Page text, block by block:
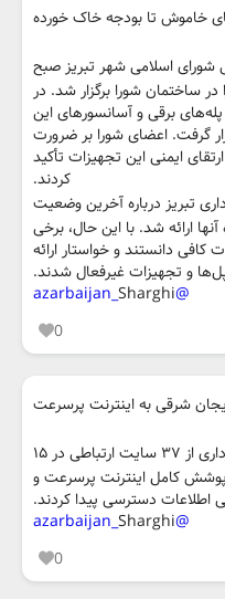
خاموش تا بودجه خاک خورده
اسلامی شهر تبریز صبح
صحن شورا در ساختمان شورا برگزار شد. در
برقی و آسانسورهای این
گرفت. اعضای شورا بر ضرورت
ایمنی این تجهیزات تأکید
کردند.
تبریز درباره آخرین وضعیت
ارائه شد. با این حال، برخی
کافی دانستند و خواستار ارائه
و تجهیزات غیرفعال شدند.
@azarbaijan_
Sharghi
0
در سه ماه اخیر، با بهره‌برداری از ۳۷ سایت ارتباطی در ۱۵
به پوشش کامل اینترنت پرسرعت و
اطلاعات دسترسی پیدا کردند.
@azarbaijan_
Sharghi
0